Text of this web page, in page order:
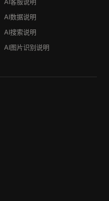
AI数据说明
AI搜索说明
AI图片识别说明